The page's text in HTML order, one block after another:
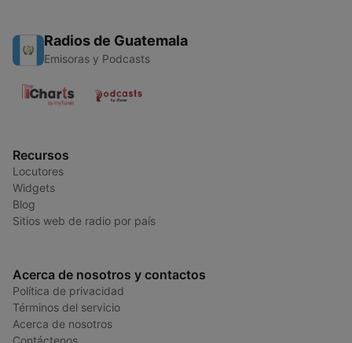
Radios de Guatemala
Emisoras y Podcasts
Recursos
Locutores
Widgets
Blog
Sitios web de radio por país
Acerca de nosotros y contactos
Política de privacidad
Términos del servicio
Acerca de nosotros
Contáctenos